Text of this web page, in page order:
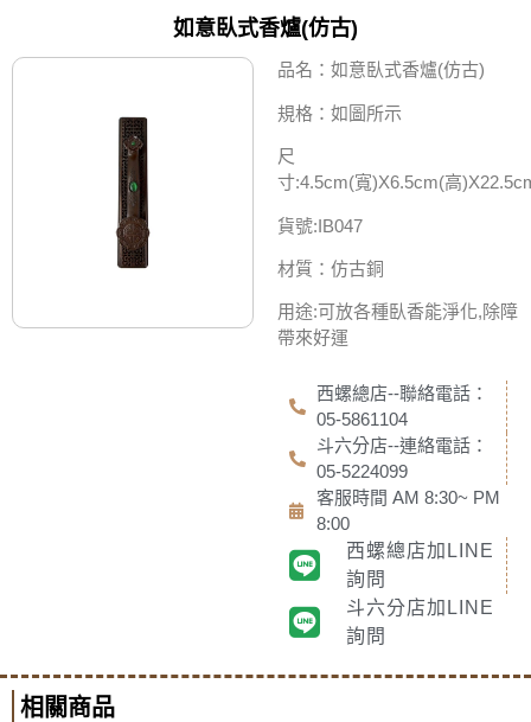
如意臥式香爐(仿古)
品名：如意臥式香爐(仿古)
規格：如圖所示
尺
寸:4.5cm(寬)X6.5cm(高
貨號:IB047
材質：仿古銅
用途:可放各種臥香能淨化,除障
帶來好運
西螺總店--聯絡電話：
05-5861104
斗六分店--連絡電話：
05-5224099
客服時間 AM 8:30~ PM
8:00
西螺總店加LINE
詢問
斗六分店加LINE
詢問
相關商品